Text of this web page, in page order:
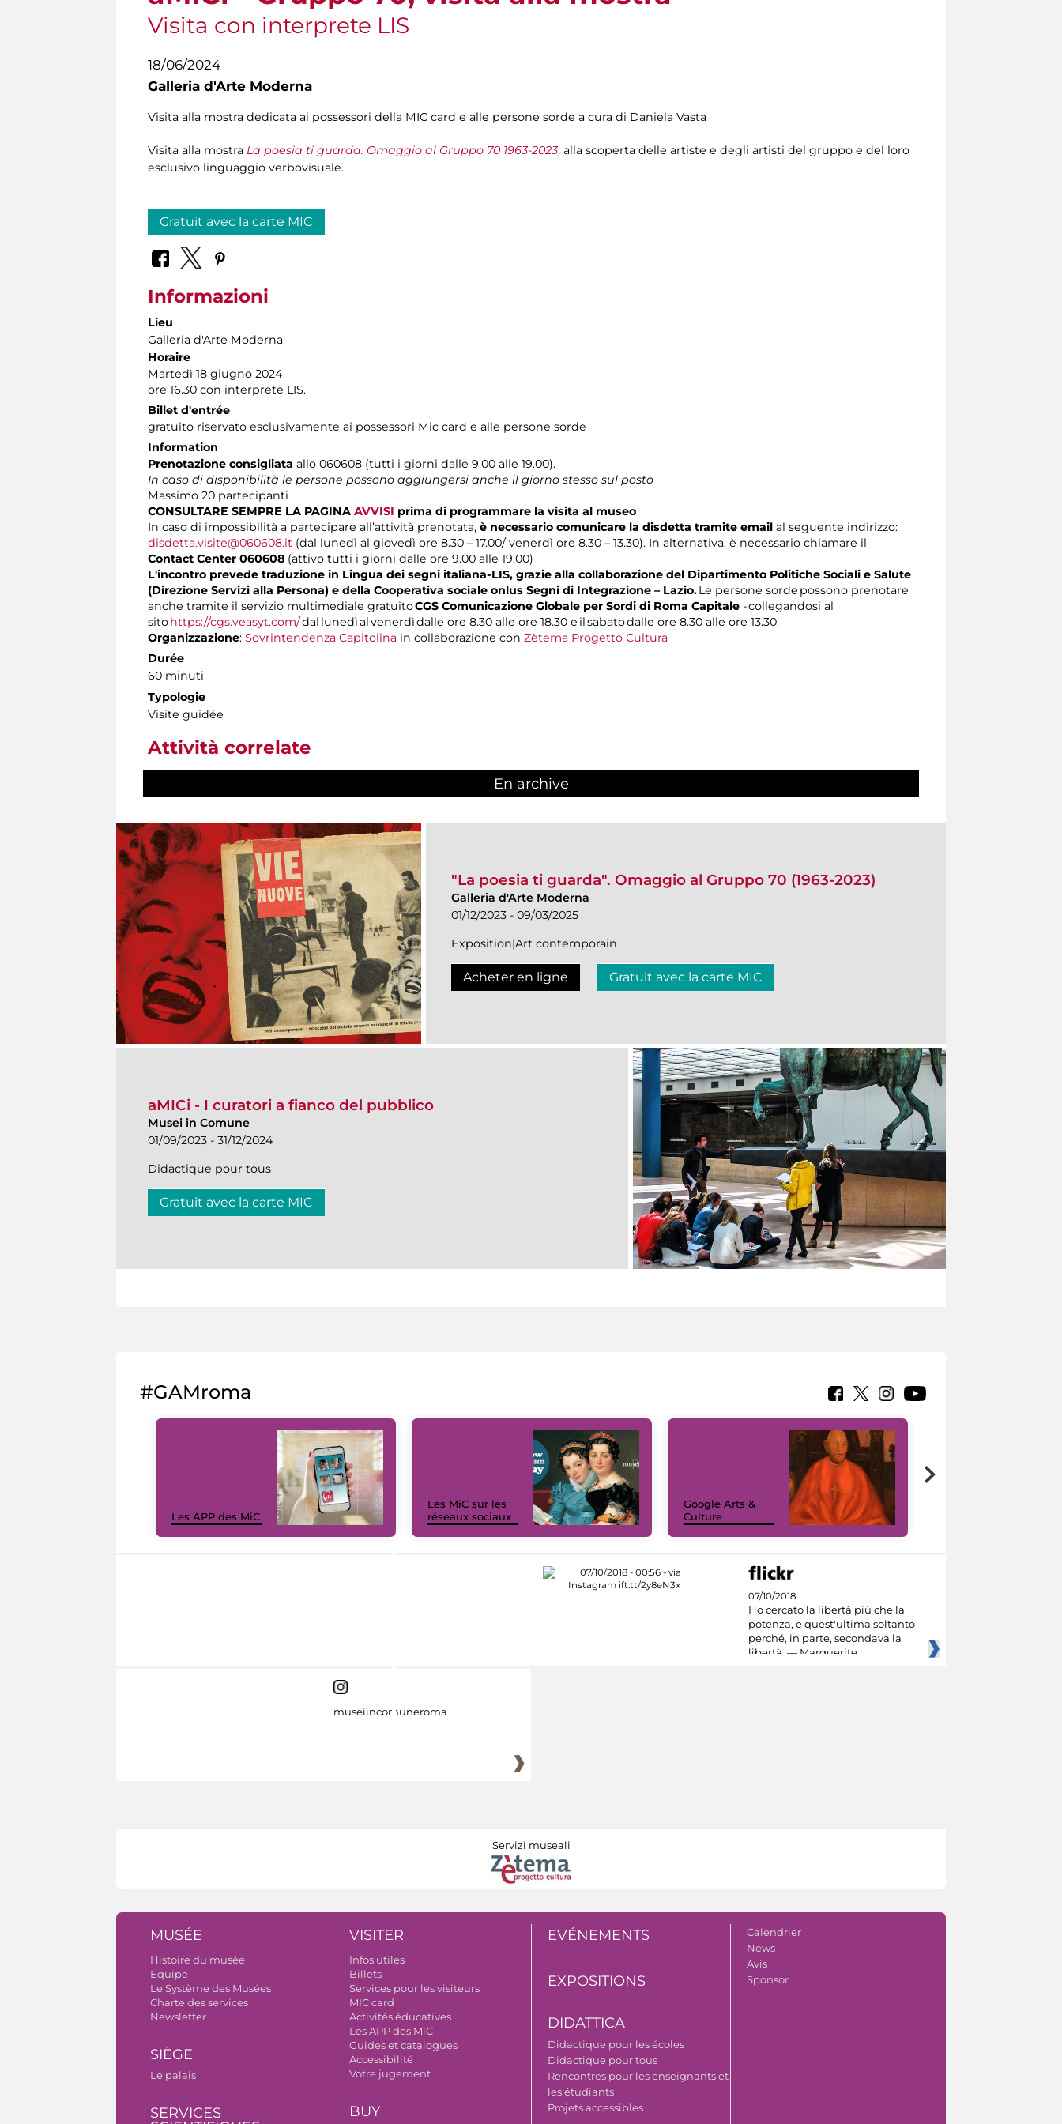
Visita con interprete LIS
18/06/2024
Galleria d'Arte Moderna
Visita alla mostra dedicata ai possessori della MIC card e alle persone sorde a cura di Daniela Vasta
Visita alla mostra La poesia ti guarda. Omaggio al Gruppo 70 1963-2023, alla scoperta delle artiste e degli artisti del gruppo e del loro
esclusivo linguaggio verbovisuale.
Gratuit avec la carte MIC
Informazioni
Lieu
Galleria d'Arte Moderna
Horaire
Martedì 18 giugno 2024
ore 16.30 con interprete LIS.
Billet d'entrée
gratuito riservato esclusivamente ai possessori Mic card e alle persone sorde
Information
Prenotazione consigliata allo 060608 (tutti i giorni dalle 9.00 alle 19.00).
In caso di disponibilità le persone possono aggiungersi anche il giorno stesso sul posto
Massimo 20 partecipanti
CONSULTARE SEMPRE LA PAGINA AVVISI prima di programmare la visita al museo
In caso di impossibilità a partecipare all’attività prenotata, è necessario comunicare la disdetta tramite email al seguente indirizzo:
disdetta.visite@060608.it (dal lunedì al giovedì ore 8.30 – 17.00/ venerdì ore 8.30 – 13.30). In alternativa, è necessario chiamare il
Contact Center 060608 (attivo tutti i giorni dalle ore 9.00 alle 19.00)
L'incontro prevede traduzione in Lingua dei segni italiana-LIS, grazie alla collaborazione del Dipartimento Politiche Sociali e Salute
(Direzione Servizi alla Persona) e della Cooperativa sociale onlus Segni di Integrazione – Lazio.Le persone sorde possono prenotare
anche tramite il servizio multimediale gratuitoCGS Comunicazione Globale per Sordi di Roma Capitale - collegandosi al
sitohttps://cgs.veasyt.com/dal lunedì al venerdì dalle ore 8.30 alle ore 18.30 e il sabato dalle ore 8.30 alle ore 13.30.
Organizzazione: Sovrintendenza Capitolina in collaborazione con Zètema Progetto Cultura
Durée
60 minuti
Typologie
Visite guidée
Attività correlate
En archive
"La poesia ti guarda". Omaggio al Gruppo 70 (1963-2023)
Galleria d'Arte Moderna
01/12/2023 - 09/03/2025
Exposition|Art contemporain
Acheter en ligne Gratuit avec la carte MIC
aMICi - I curatori a fianco del pubblico
Musei in Comune
01/09/2023 - 31/12/2024
Didactique pour tous
Gratuit avec la carte MIC
#GAMroma
Les APP des MiC
Les MiC sur les
réseaux sociaux
Google Arts &
Culture
07/10/2018
Ho cercato la libertà più che la
potenza, e quest'ultima soltanto
perché, in parte, secondava la
libertà. — Marguerite
museiincomuneroma
Servizi museali
MUSÉE
Histoire du musée
Equipe
Le Système des Musées
Charte des services
Newsletter
SIÈGE
Le palais
SERVICES
VISITER
Infos utiles
Billets
Services pour les visiteurs
MIC card
Activités éducatives
Les APP des MiC
Guides et catalogues
Accessibilité
Votre jugement
BUY
EVÉNEMENTS
EXPOSITIONS
DIDATTICA
Didactique pour les écoles
Didactique pour tous
Rencontres pour les enseignants et
les étudiants
Projets accessibles
Calendrier
News
Avis
Sponsor